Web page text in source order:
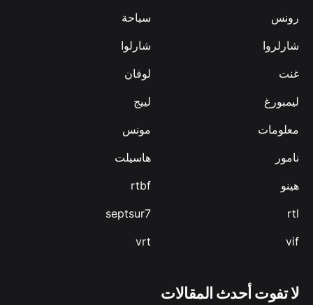
رونس
سياحة
شارلروا
شارلوا
غنت
لوفان
ليمبورغ
لييج
معلومات
مونس
نامور
هاسيلت
هينو
rtbf
rtl
septsur7
vif
vrt
لا تفوت أحدث المقالات